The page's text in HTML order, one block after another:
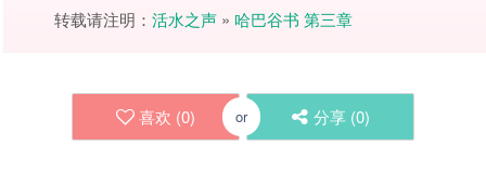
转载请注明： 活水之声 » 哈巴谷书 第三章
喜欢 (0) or 分享 (0)